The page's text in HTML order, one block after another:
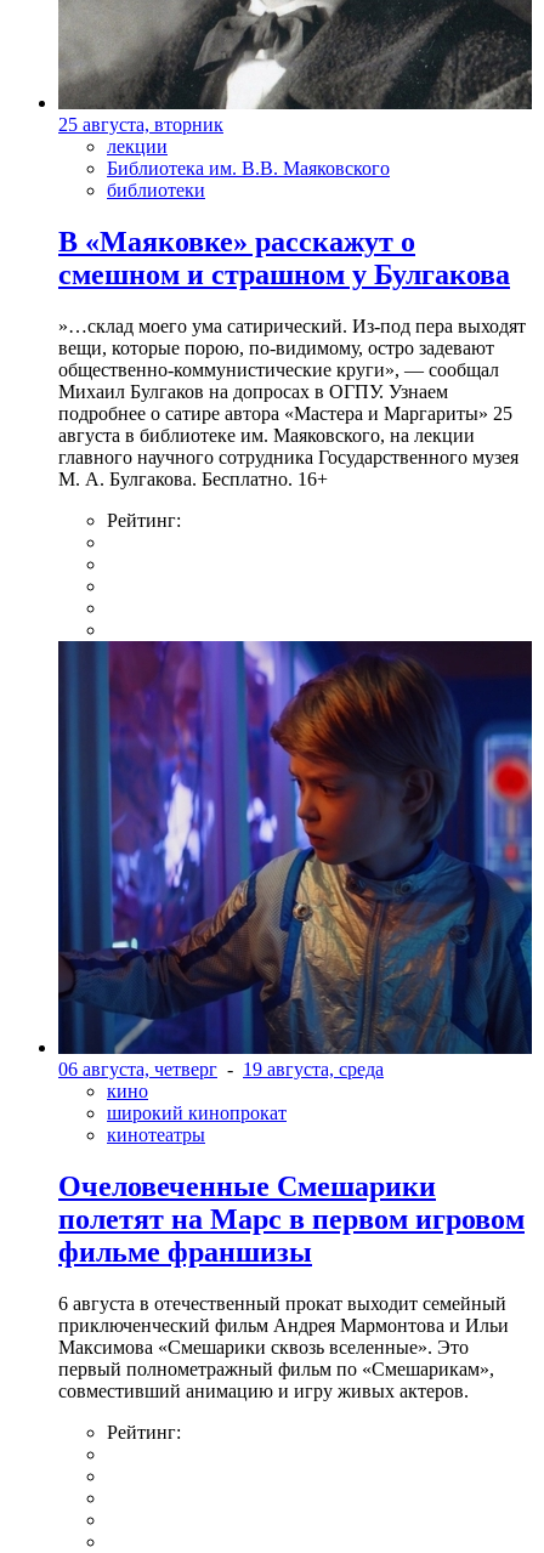
25 августа, вторник
лекции
Библиотека им. В.В. Маяковского
библиотеки
В «Маяковке» расскажут о
смешном и страшном у Булгакова
»…склад моего ума сатирический. Из-под пера выходят
вещи, которые порою, по-видимому, остро задевают
общественно-коммунистические круги», — сообщал
Михаил Булгаков на допросах в ОГПУ. Узнаем
подробнее о сатире автора «Мастера и Маргариты» 25
августа в библиотеке им. Маяковского, на лекции
главного научного сотрудника Государственного музея
М. А. Булгакова. Бесплатно. 16+
Рейтинг:
06 августа, четверг - 19 августа, среда
кино
широкий кинопрокат
кинотеатры
Очеловеченные Смешарики
полетят на Марс в первом игровом
фильме франшизы
6 августа в отечественный прокат выходит семейный
приключенческий фильм Андрея Мармонтова и Ильи
Максимова «Смешарики сквозь вселенные». Это
первый полнометражный фильм по «Смешарикам»,
совместивший анимацию и игру живых актеров.
Рейтинг: